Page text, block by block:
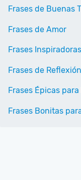
Frases de Buenas
Frases de Amor
Frases Inspiradoras
Frases de Reflexión
Frases Épicas
Frases Bonitas